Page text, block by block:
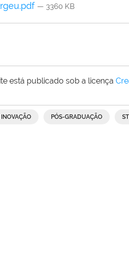
— 3360 KB
está publicado sob a licença
INOVAÇÃO PÓS-GRADUAÇÃO